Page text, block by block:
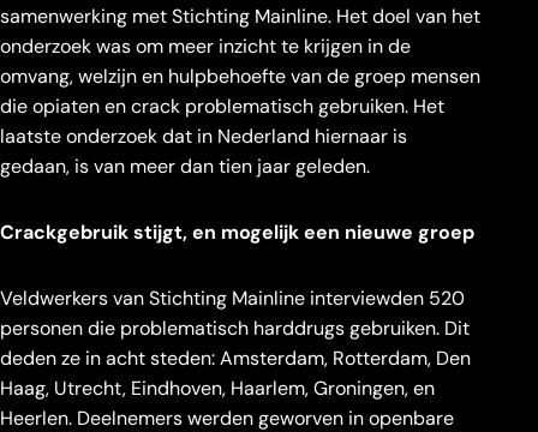
samenwerking met Stichting Mainline. Het doel van het
onderzoek was om meer inzicht te krijgen in de
omvang, welzijn en hulpbehoefte van de groep mensen
die opiaten en crack problematisch gebruiken. Het
laatste onderzoek dat in Nederland hiernaar is
gedaan, is van meer dan tien jaar geleden.
Crackgebruik stijgt, en mogelijk een nieuwe groep
Veldwerkers van Stichting Mainline interviewden 520
personen die problematisch harddrugs gebruiken. Dit
deden ze in acht steden: Amsterdam, Rotterdam, Den
Haag, Utrecht, Eindhoven, Haarlem, Groningen, en
Heerlen. Deelnemers werden geworven in openbare